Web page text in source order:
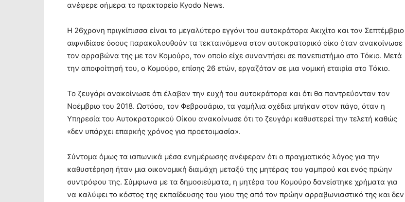
ανέφερε σήμερα το πρακτορείο Kyodo News.
Η 26χρονη πριγκίπισσα είναι το μεγαλύτερο εγγόνι του αυτοκράτορα Ακιχίτο και τον Σεπτέμβριο
αιφνιδίασε όσους παρακολουθούν τα τεκταινόμενα στον αυτοκρατορικό οίκο όταν ανακοίνωσε
τον αρραβώνα της με τον Κομούρο, τον οποίο είχε συναντήσει σε πανεπιστήμιο στο Τόκιο. Μετά
την αποφοίτησή του, ο Κομούρο, επίσης 26 ετών, εργαζόταν σε μια νομική εταιρία στο Τόκιο.
Το ζευγάρι ανακοίνωσε ότι έλαβαν την ευχή του αυτοκράτορα και ότι θα παντρεύονταν τον
Νοέμβριο του 2018. Ωστόσο, τον Φεβρουάριο, τα γαμήλια σχέδια μπήκαν στον πάγο, όταν η
Υπηρεσία του Αυτοκρατορικού Οίκου ανακοίνωσε ότι το ζευγάρι καθυστερεί την τελετή καθώς
«δεν υπάρχει επαρκής χρόνος για προετοιμασία».
Σύντομα όμως τα ιαπωνικά μέσα ενημέρωσης ανέφεραν ότι ο πραγματικός λόγος για την
καθυστέρηση ήταν μια οικονομική διαμάχη μεταξύ της μητέρας του γαμπρού και ενός πρώην
συντρόφου της. Σύμφωνα με τα δημοσιεύματα, η μητέρα του Κομούρο δανείστηκε χρήματα για
να καλύψει το κόστος της εκπαίδευσης του γιου της από τον πρώην αρραβωνιαστικό της και δεν